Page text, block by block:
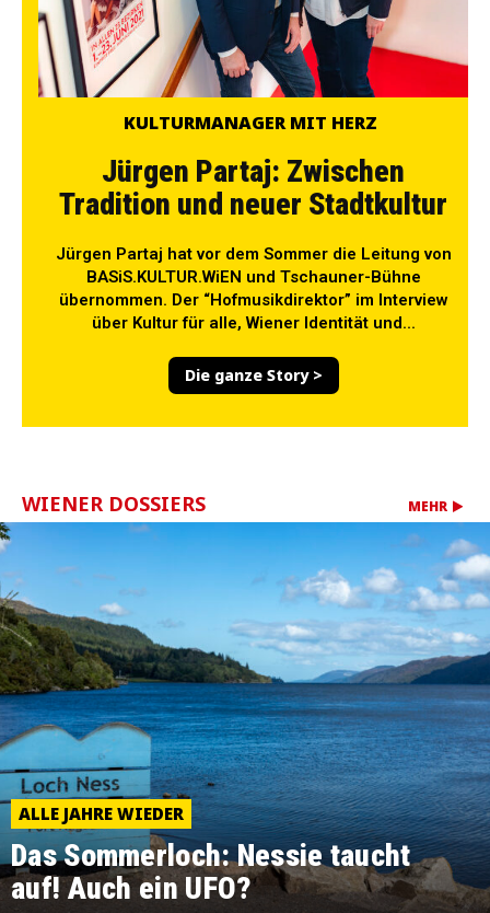
KULTURMANAGER MIT HERZ
Jürgen Partaj: Zwischen
Tradition und neuer Stadtkultur
Jürgen Partaj hat vor dem Sommer die Leitung von
BASiS.KULTUR.WiEN und Tschauner-Bühne
übernommen. Der “Hofmusikdirektor” im Interview
über Kultur für alle, Wiener Identität und...
Die ganze Story >
WIENER DOSSIERS MEHR
ALLE JAHRE WIEDER
Das Sommerloch: Nessie taucht
auf! Auch ein UFO?